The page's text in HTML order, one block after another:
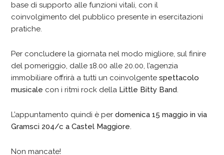
base di supporto alle funzioni vitali, con il
coinvolgimento del pubblico presente in esercitazioni
pratiche.
Per concludere la giornata nel modo migliore, sul finire
del pomeriggio, dalle 18.00 alle 20.00, l’agenzia
immobiliare offrirà a tutti un coinvolgentespettacolo
musicale con i ritmi rock della Little Bitty Band.
L’appuntamento quindi è perdomenica 15 maggio in via
Gramsci 204/c a Castel Maggiore.
Non mancate!